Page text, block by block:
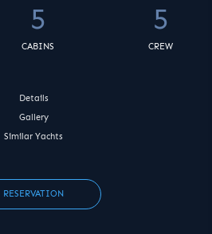
5
CABINS
5
CREW
Details
Gallery
Similar Yachts
RESERVATION